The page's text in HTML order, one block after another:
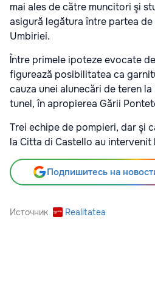
mai ales de către muncitori şi
asigură legătura între partea
Umbiriei.
Între primele ipoteze evocate
figurează posibilitatea ca
cauza unei alunecări de teren
tunel, în apropierea Gării
Trei echipe de pompieri, dar şi
la Citta di Castello au
Подпишитесь на
Источник Realitatea